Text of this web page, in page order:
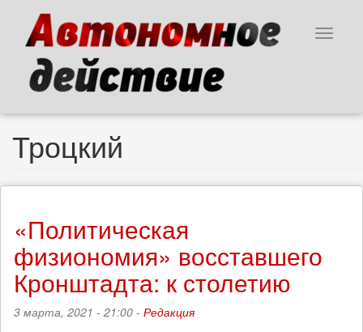
основному
содержанию
Toggle
Троцкий
«Политическая
физиономия» восставшего
Кронштадта: к столетию
3 марта, 2021 - 21:00 - Редакция